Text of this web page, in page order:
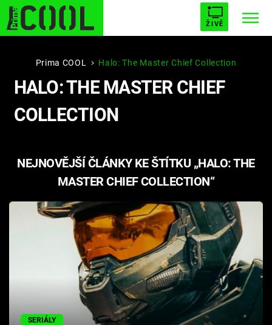
ŽIVĚ
STARHOUSE BUFFY, PŘEMOŽITELKA UPÍRŮ
ESCAPE PLNEJ KOTEL AVENGERS 5
Témata
Cool Esport
Pořady
Prima COOL Halo: The Master Chief Collection
HALO: THE MASTER CHIEF
COLLECTION
NEJNOVĚJŠÍ ČLÁNKY KE ŠTÍTKU „HALO: THE
MASTER CHIEF COLLECTION“
SERIÁLY